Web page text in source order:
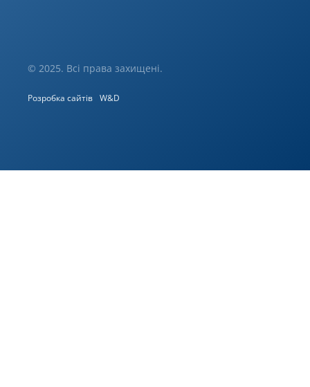
© 2025. Всі права захищені.
Розробка сайтів W&D